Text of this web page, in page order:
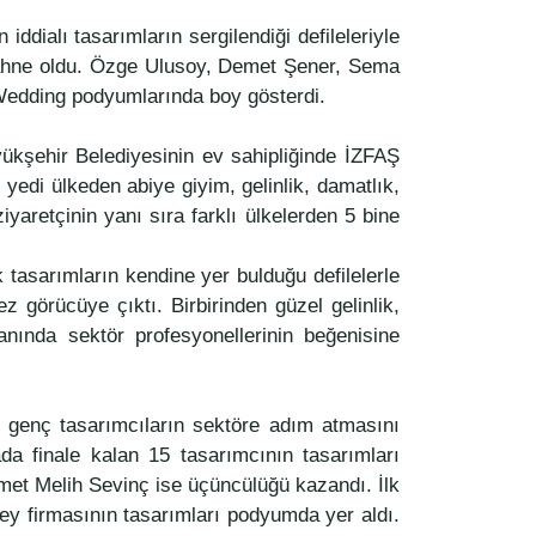
tasarımların sergilendiği defileleriyle
oldu. Özge Ulusoy, Demet Şener, Sema
podyumlarında boy gösterdi.
Belediyesinin ev sahipliğinde İZFAŞ
ülkeden abiye giyim, gelinlik, damatlık,
yanı sıra farklı ülkelerden 5 bine
kendine yer bulduğu defilelerle
görücüye çıktı. Birbirinden güzel gelinlik,
sektör profesyonellerinin beğenisine
tasarımcıların sektöre adım atmasını
finale kalan 15 tasarımcının tasarımları
Melih Sevinç ise üçüncülüğü kazandı. İlk
tasarımları podyumda yer aldı.